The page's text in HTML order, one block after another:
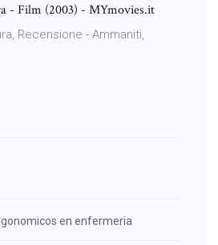
- Film (2003) - MYmovies.it
Recensione - Ammaniti,
en enfermeria